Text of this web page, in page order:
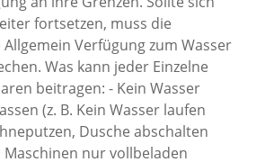
fortsetzen, muss die
Verfügung zum Wasser
Was kann jeder Einzelne
beitragen: - Kein Wasser
(z. B. Kein Wasser laufen
Dusche abschalten
Maschinen nur vollbeladen